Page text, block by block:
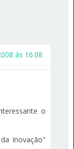
às 16:08
o
Inovação"